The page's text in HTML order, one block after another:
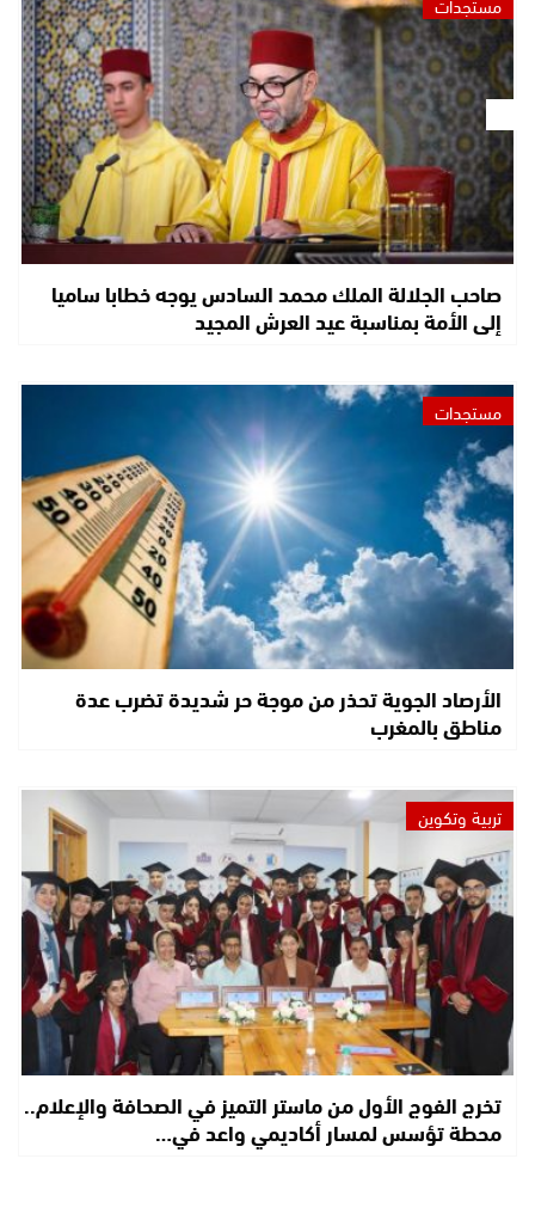
صاحب الجلالة الملك محمد السادس يوجه خطابا ساميا
إلى الأمة بمناسبة عيد العرش المجيد
مستجدات
الأرصاد الجوية تحذر من موجة حر شديدة تضرب عدة
مناطق بالمغرب
تربية وتكوين
تخرج الفوج الأول من ماستر التميز في الصحافة والإعلام..
محطة تؤسس لمسار أكاديمي واعد في…